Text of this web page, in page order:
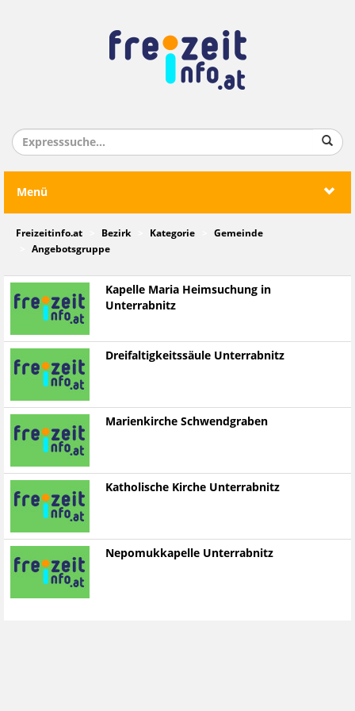
Menü
Freizeitinfo.at Bezirk Kategorie
Gemeinde
Angebotsgruppe
Kapelle Maria Heimsuchung in
Unterrabnitz
Dreifaltigkeitssäule Unterrabnitz
Marienkirche Schwendgraben
Katholische Kirche Unterrabnitz
Nepomukkapelle Unterrabnitz